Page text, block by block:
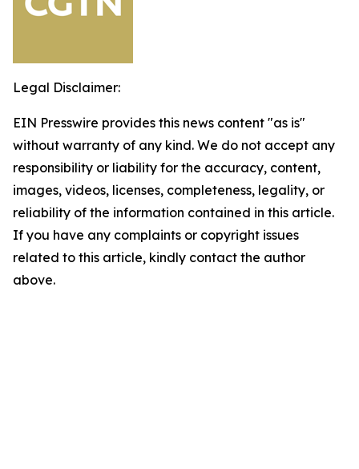
Legal Disclaimer:
EIN Presswire provides this news content "as is"
without warranty of any kind. We do not accept any
responsibility or liability for the accuracy, content,
images, videos, licenses, completeness, legality, or
reliability of the information contained in this article.
If you have any complaints or copyright issues
related to this article, kindly contact the author
above.